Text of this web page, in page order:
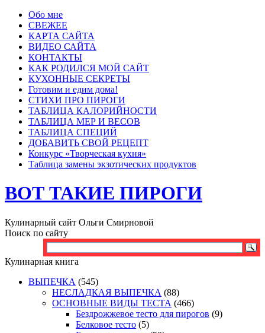
Обо мне
СВЕЖЕЕ
КАРТА САЙТА
ВИДЕО САЙТА
КОНТАКТЫ
КАК РОДИЛСЯ МОЙ САЙТ
КУХОННЫЕ СЕКРЕТЫ
Готовим и едим дома!
СТИХИ ПРО ПИРОГИ
ТАБЛИЦА КАЛОРИЙНОСТИ
ТАБЛИЦА МЕР И ВЕСОВ
ТАБЛИЦА СПЕЦИЙ
ДОБАВИТЬ СВОЙ РЕЦЕПТ
Конкурс «Творческая кухня»
Таблица замены экзотических продуктов
ВОТ ТАКИЕ ПИРОГИ
Кулинарный сайт Ольги Смирновой
Поиск по сайту
Кулинарная книга
ВЫПЕЧКА (545)
НЕСЛАДКАЯ ВЫПЕЧКА (88)
ОСНОВНЫЕ ВИДЫ ТЕСТА (466)
Бездрожжевое тесто для пирогов (9)
Белковое тесто (5)